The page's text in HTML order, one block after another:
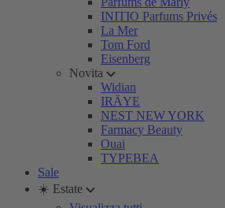
INITIO Parfums Privés
La Mer
Tom Ford
Eisenberg
Novita
Widian
IRÄYE
NEST NEW YORK
Farmacy Beauty
Ouai
TYPEBEA
Sale
☀️ Estate